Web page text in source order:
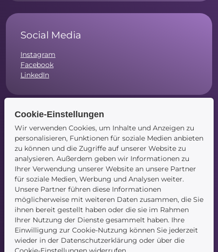
Social Media
Instagram
Facebook
LinkedIn
Navigation
Startseite
Blog
Kontakt
Service
Cookie-Einstellungen
Wir verwenden Cookies, um Inhalte und Anzeigen zu
personalisieren, Funktionen für soziale Medien anbieten
zu können und die Zugriffe auf unserer Website zu
analysieren. Außerdem geben wir Informationen zu
Ihrer Verwendung unserer Website an unsere Partner
für soziale Medien, Werbung und Analysen weiter.
Unsere Partner führen diese Informationen
möglicherweise mit weiteren Daten zusammen, die Sie
ihnen bereit gestellt haben oder die sie im Rahmen
Ihrer Nutzung der Dienste gesammelt haben. Ihre
Einwilligung zur Cookie-Nutzung können Sie jederzeit
wieder in der Datenschutzerklärung oder über die